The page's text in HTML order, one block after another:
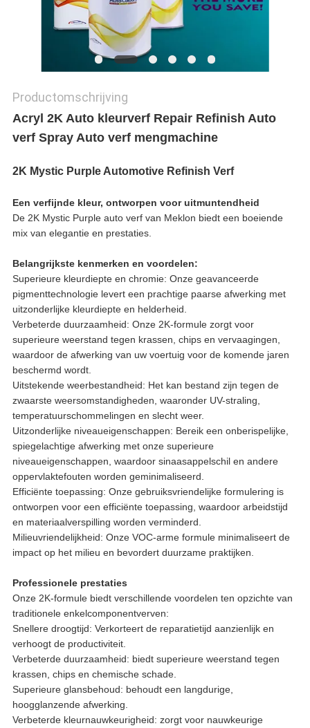
Productomschrijving
Acryl 2K Auto kleurverf Repair Refinish Auto
verf Spray Auto verf mengmachine
2K Mystic Purple Automotive Refinish Verf
Een verfijnde kleur, ontworpen voor uitmuntendheid
De 2K Mystic Purple auto verf van Meklon biedt een boeiende
mix van elegantie en prestaties.
Belangrijkste kenmerken en voordelen:
Superieure kleurdiepte en chromie: Onze geavanceerde
pigmenttechnologie levert een prachtige paarse afwerking met
uitzonderlijke kleurdiepte en helderheid.
Verbeterde duurzaamheid: Onze 2K-formule zorgt voor
superieure weerstand tegen krassen, chips en vervaagingen,
waardoor de afwerking van uw voertuig voor de komende jaren
beschermd wordt.
Uitstekende weerbestandheid: Het kan bestand zijn tegen de
zwaarste weersomstandigheden, waaronder UV-straling,
temperatuurschommelingen en slecht weer.
Uitzonderlijke niveaueigenschappen: Bereik een onberispelijke,
spiegelachtige afwerking met onze superieure
niveaueigenschappen, waardoor sinaasappelschil en andere
oppervlaktefouten worden geminimaliseerd.
Efficiënte toepassing: Onze gebruiksvriendelijke formulering is
ontworpen voor een efficiënte toepassing, waardoor arbeidstijd
en materiaalverspilling worden verminderd.
Milieuvriendelijkheid: Onze VOC-arme formule minimaliseert de
impact op het milieu en bevordert duurzame praktijken.
Professionele prestaties
Onze 2K-formule biedt verschillende voordelen ten opzichte van
traditionele enkelcomponentverven:
Snellere droogtijd: Verkorteert de reparatietijd aanzienlijk en
verhoogt de productiviteit.
Verbeterde duurzaamheid: biedt superieure weerstand tegen
krassen, chips en chemische schade.
Superieure glansbehoud: behoudt een langdurige,
hoogglanzende afwerking.
Verbeterde kleurnauwkeurigheid: zorgt voor nauwkeurige